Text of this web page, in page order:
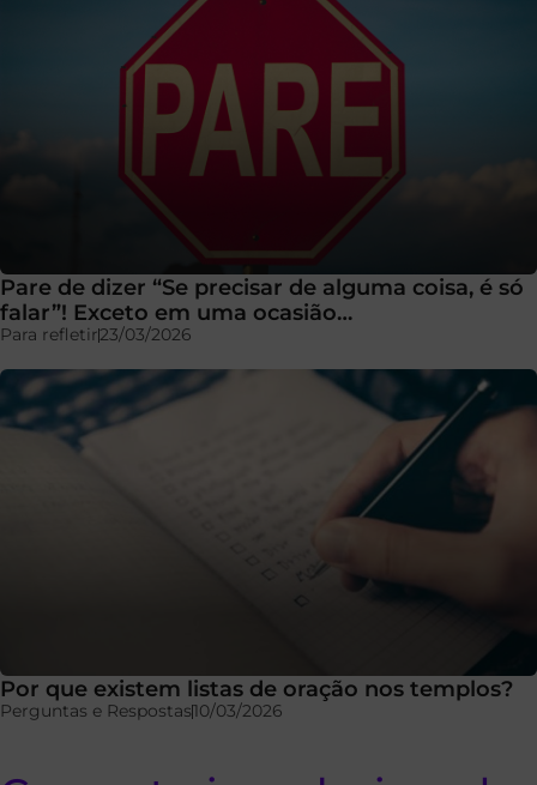
Pare de dizer “Se precisar de alguma coisa, é só
falar”! Exceto em uma ocasião…
Para refletir23/03/2026
Por que existem listas de oração nos templos?
Perguntas e Respostas10/03/2026